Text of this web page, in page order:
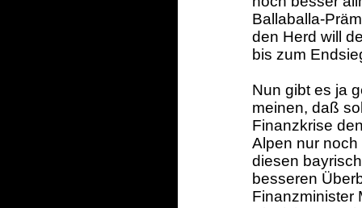
Ballaballa-
den Herd will
bis zum
Nun gibt es ja
meinen, daß
Finanzkrise
Alpen nur
diesen
besseren
Finanzminister